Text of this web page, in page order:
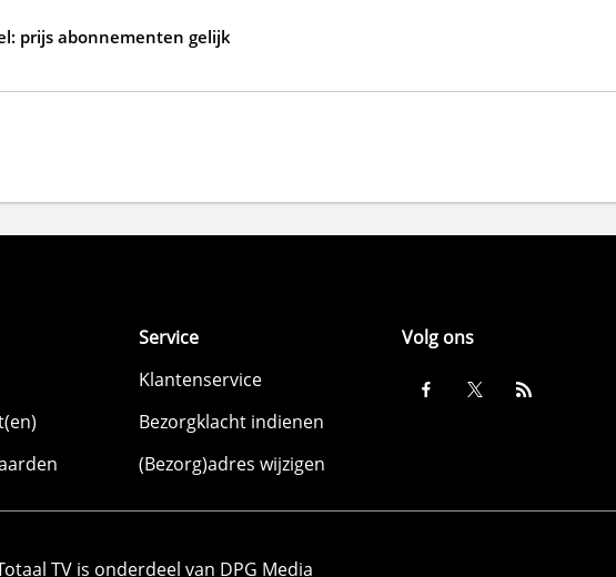
prijs abonnementen gelijk
Service
Klantenservice
Bezorgklacht indienen
(Bezorg)adres wijzigen
Volg ons
TV is onderdeel van DPG Media